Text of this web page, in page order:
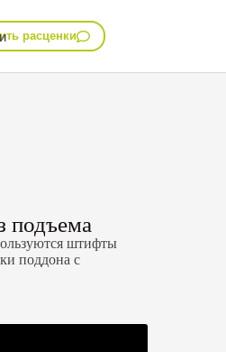
расценки
подъема
штифты
поддона с